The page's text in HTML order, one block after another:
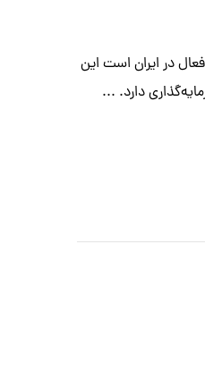
کارگزاری فعال در ایران است این